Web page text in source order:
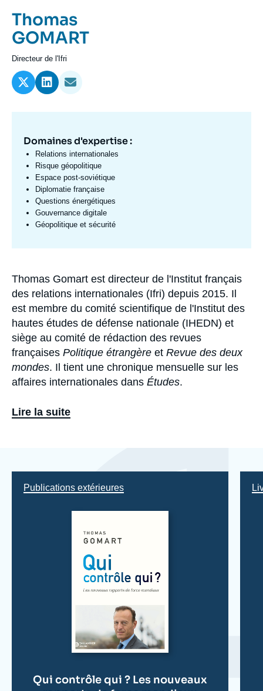
Prénom
de
l'expert
Thomas
Nom
de
l'expert
GOMART
Intitulé
du
poste
Directeur de l'Ifri
Domaine
d'expertises
Fr
Domaines d'expertise :
Relations internationales
Risque géopolitique
Espace post-soviétique
Diplomatie française
Questions énergétiques
Gouvernance digitale
Géopolitique et sécurité
Biographie
Thomas Gomart est directeur de l'Institut français
des relations internationales (Ifri) depuis 2015. Il
est membre du comité scientifique de l'Institut des
hautes études de défense nationale (IHEDN) et
siège au comité de rédaction des revues
françaises Politique étrangère et Revue des deux
mondes. Il tient une chronique mensuelle sur les
affaires internationales dans Études.
Ses travaux actuels portent sur la Russie, les
? Les nouveaux rapports de force mondiaux
nœuds géostratégiques d'un monde hors de
(Tallandier, 2024) ;Les ambitions
inavouées. Ce que préparent les grandes
(Tallandier, 2023) ;
L'Affolement du monde
(Tallandier, 2019).
national du Mérite français et a reçu la Croix de
Lire la suite
Publications extérieures
Qui contrôle qui ? Les nouveaux